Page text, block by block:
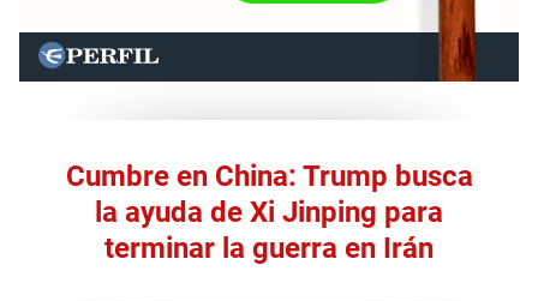
Cumbre en China: Trump busca
la ayuda de Xi Jinping para
terminar la guerra en Irán